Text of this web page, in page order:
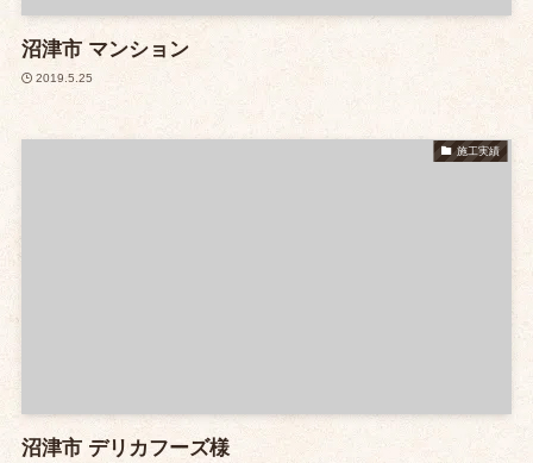
沼津市 マンション
2019.5.25
施工実績
沼津市 デリカフーズ様